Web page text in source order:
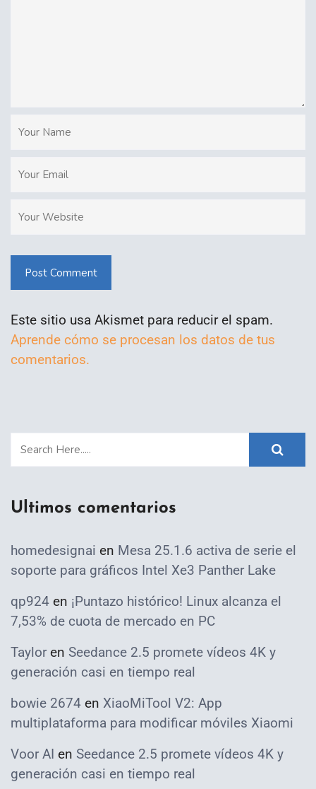
Post Comment
Este sitio usa Akismet para reducir el spam.
Aprende cómo se procesan los datos de tus
comentarios.
Ultimos comentarios
homedesignai en Mesa 25.1.6 activa de serie el
soporte para gráficos Intel Xe3 Panther Lake
qp924 en ¡Puntazo histórico! Linux alcanza el
7,53% de cuota de mercado en PC
Taylor en Seedance 2.5 promete vídeos 4K y
generación casi en tiempo real
bowie 2674 en XiaoMiTool V2: App
multiplataforma para modificar móviles Xiaomi
Voor AI en Seedance 2.5 promete vídeos 4K y
generación casi en tiempo real